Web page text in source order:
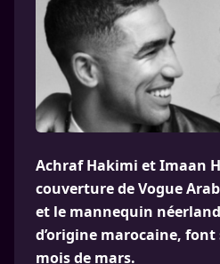
Achraf Hakimi et Imaan
couverture de Vogue
et le mannequin
d’origine marocaine,
mois de mars.